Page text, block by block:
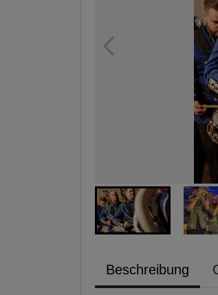
Beschreibung